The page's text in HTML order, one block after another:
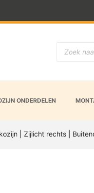
ONDERDELEN
| Zijlicht rechts |